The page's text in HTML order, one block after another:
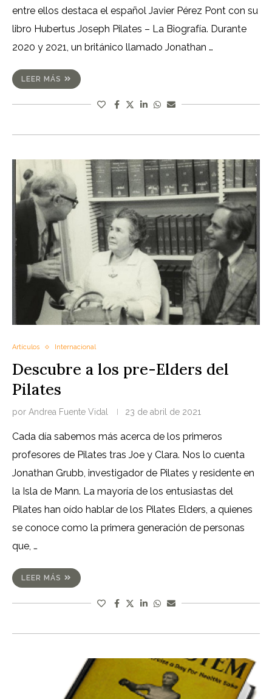
entre ellos destaca el español Javier Pérez Pont con su
libro Hubertus Joseph Pilates – La Biografía. Durante
2020 y 2021, un británico llamado Jonathan …
LEER MÁS
Artículos Internacional
Descubre a los pre-Elders del
Pilates
por Andrea Fuente Vidal 23 de abril de 2021
Cada día sabemos más acerca de los primeros
profesores de Pilates tras Joe y Clara. Nos lo cuenta
Jonathan Grubb, investigador de Pilates y residente en
la Isla de Mann. La mayoría de los entusiastas del
Pilates han oído hablar de los Pilates Elders, a quienes
se conoce como la primera generación de personas
que, …
LEER MÁS